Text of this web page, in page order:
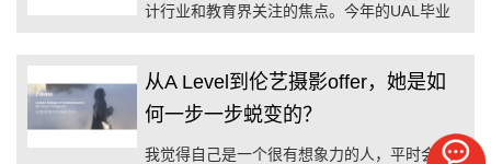
计行业和教育界关注的焦点。今年的UAL毕业
选，让大家欣赏到伦艺学子精妙的创意和高超
从A Level到伦艺摄影offer，她是如
何一步一步蜕变的？
我觉得自己是一个很有想象力的人，平时会关